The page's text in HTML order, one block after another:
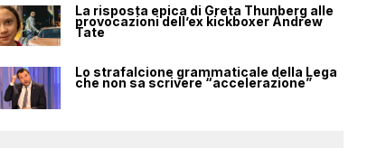
La risposta epica di Greta Thunberg alle
provocazioni dell’ex kickboxer Andrew
Tate
Lo strafalcione grammaticale della Lega
che non sa scrivere “accelerazione”